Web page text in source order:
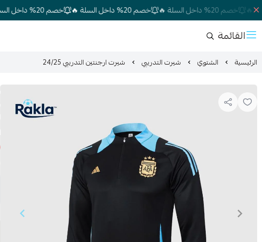
خصم 20% داخل السلة 🔥 خصم 20% داخل السلة 🔥 خصم 20% داخل السلة 🔥
القائمة
الرئيسية الشتوي شيرت التدريبي شيرت ارجنتين التدريبي 24/25